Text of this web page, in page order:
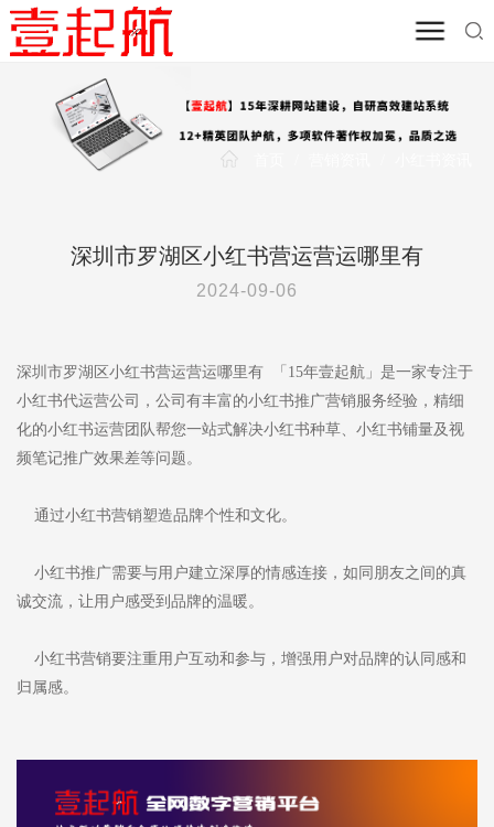
深圳市罗湖区小红书营运营运哪里有
2024-09-06
深圳市罗湖区小红书营运营运哪里有 「15年壹起航」是一家专注于
小红书代运营公司，公司有丰富的小红书推广营销服务经验，精细
化的小红书运营团队帮您一站式解决小红书种草、小红书铺量及视
频笔记推广效果差等问题。
通过小红书营销塑造品牌个性和文化。
小红书推广需要与用户建立深厚的情感连接，如同朋友之间的真
诚交流，让用户感受到品牌的温暖。
小红书营销要注重用户互动和参与，增强用户对品牌的认同感和
归属感。